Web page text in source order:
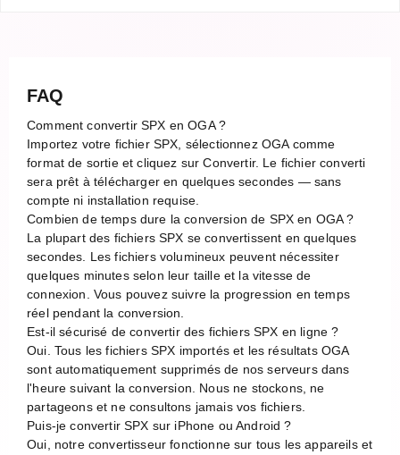
FAQ
Comment convertir SPX en OGA ?
Importez votre fichier SPX, sélectionnez OGA comme
format de sortie et cliquez sur Convertir. Le fichier converti
sera prêt à télécharger en quelques secondes — sans
compte ni installation requise.
Combien de temps dure la conversion de SPX en OGA ?
La plupart des fichiers SPX se convertissent en quelques
secondes. Les fichiers volumineux peuvent nécessiter
quelques minutes selon leur taille et la vitesse de
connexion. Vous pouvez suivre la progression en temps
réel pendant la conversion.
Est-il sécurisé de convertir des fichiers SPX en ligne ?
Oui. Tous les fichiers SPX importés et les résultats OGA
sont automatiquement supprimés de nos serveurs dans
l'heure suivant la conversion. Nous ne stockons, ne
partageons et ne consultons jamais vos fichiers.
Puis-je convertir SPX sur iPhone ou Android ?
Oui, notre convertisseur fonctionne sur tous les appareils et